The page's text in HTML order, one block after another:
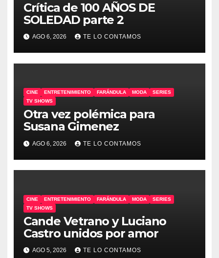
Crítica de 100 AÑOS DE
SOLEDAD parte 2
AGO 6, 2026 TE LO CONTAMOS
CINE ENTRETENIMIENTO FARÁNDULA MODA
SERIES
TV SHOWS
Otra vez polémica para
Susana Gimenez
AGO 6, 2026 TE LO CONTAMOS
CINE ENTRETENIMIENTO FARÁNDULA MODA
SERIES
TV SHOWS
Cande Vetrano y Luciano
Castro unidos por amor
AGO 5, 2026 TE LO CONTAMOS